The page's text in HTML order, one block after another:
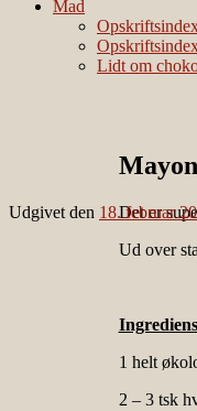
Mad
Lidt om
Udgivet den 18. februar
Det er
Ud over
1 helt
2 – 3 tsk